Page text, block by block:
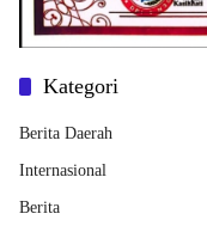
Kategori
Berita Daerah
Internasional
Berita